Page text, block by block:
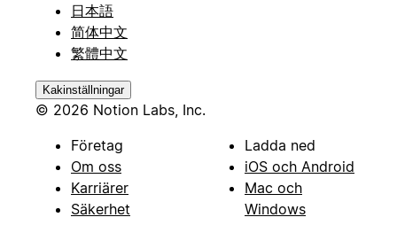
日本語
简体中文
繁體中文
Kakinställningar
© 2026 Notion Labs, Inc.
Företag
Om oss
Karriärer
Säkerhet
Ladda ned
iOS och Android
Mac och
Windows